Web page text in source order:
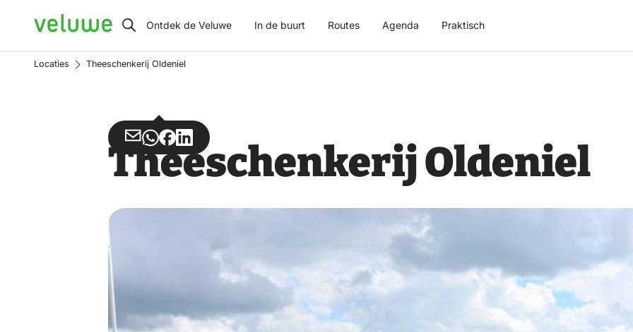
Veluwe Ontdek de Veluwe In de buurt Routes Agenda Praktisch
Locaties Theeschenkerij Oldeniel
Deel
via
Deel
via
Deel
op
Deel
op
Theeschenkerij Oldeniel